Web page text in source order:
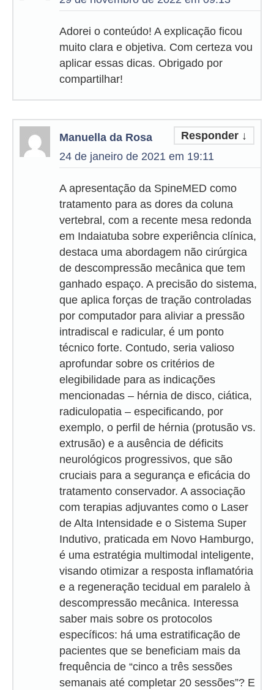
Adorei o conteúdo! A explicação ficou
muito clara e objetiva. Com certeza vou
aplicar essas dicas. Obrigado por
compartilhar!
Manuella da Rosa
24 de janeiro de 2021 em 19:11
Responder ↓
A apresentação da SpineMED como
tratamento para as dores da coluna
vertebral, com a recente mesa redonda
em Indaiatuba sobre experiência clínica,
destaca uma abordagem não cirúrgica
de descompressão mecânica que tem
ganhado espaço. A precisão do sistema,
que aplica forças de tração controladas
por computador para aliviar a pressão
intradiscal e radicular, é um ponto
técnico forte. Contudo, seria valioso
aprofundar sobre os critérios de
elegibilidade para as indicações
mencionadas – hérnia de disco, ciática,
radiculopatia – especificando, por
exemplo, o perfil de hérnia (protusão vs.
extrusão) e a ausência de déficits
neurológicos progressivos, que são
cruciais para a segurança e eficácia do
tratamento conservador. A associação
com terapias adjuvantes como o Laser
de Alta Intensidade e o Sistema Super
Indutivo, praticada em Novo Hamburgo,
é uma estratégia multimodal inteligente,
visando otimizar a resposta inflamatória
e a regeneração tecidual em paralelo à
descompressão mecânica. Interessa
saber mais sobre os protocolos
específicos: há uma estratificação de
pacientes que se beneficiam mais da
frequência de “cinco a três sessões
semanais até completar 20 sessões”? E